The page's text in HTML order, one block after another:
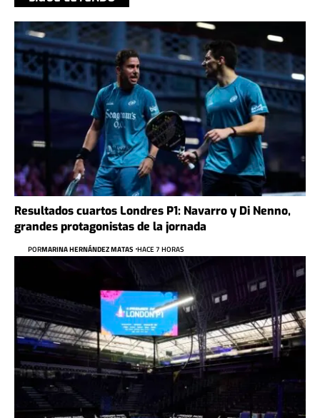
Resultados cuartos Londres P1: Navarro y Di Nenno,
grandes protagonistas de la jornada
PORMARINA HERNÁNDEZ MATAS HACE 7 HORAS